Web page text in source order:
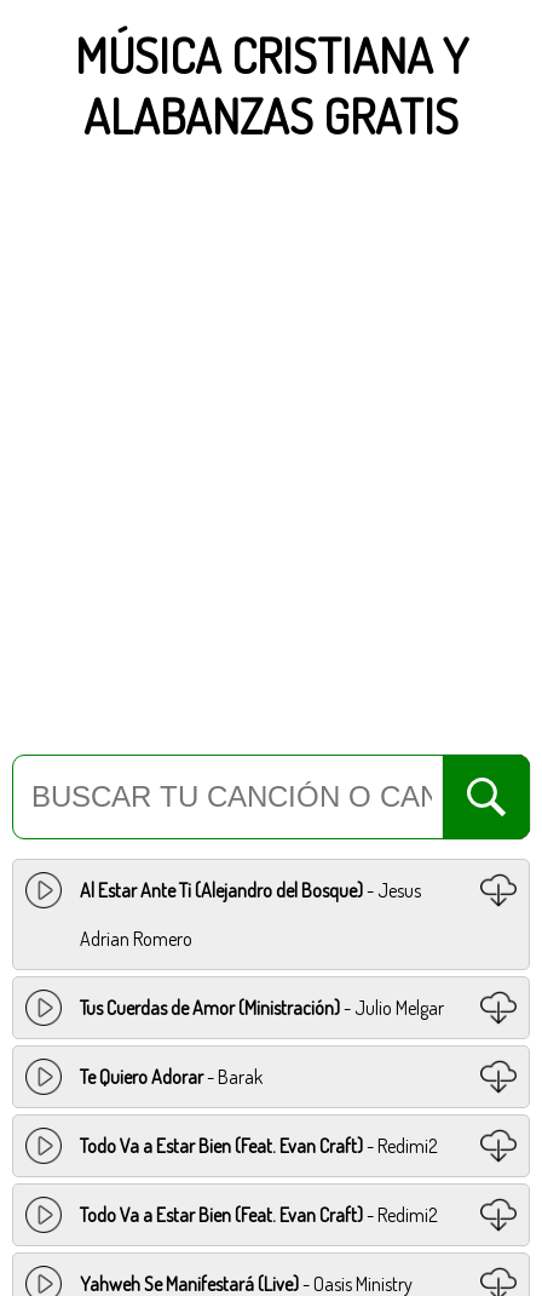
MÚSICA CRISTIANA Y
ALABANZAS GRATIS
Al Estar Ante Ti (Alejandro del Bosque)- Jesus
Adrian Romero
Tus Cuerdas de Amor (Ministración)- Julio Melgar
Te Quiero Adorar- Barak
Todo Va a Estar Bien (Feat. Evan Craft)- Redimi2
Todo Va a Estar Bien (Feat. Evan Craft)- Redimi2
Yahweh Se Manifestará (Live)- Oasis Ministry